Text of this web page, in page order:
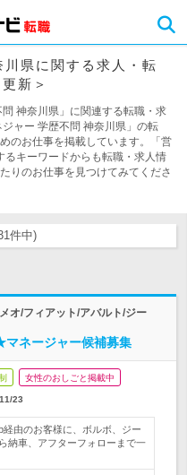
県に関する求人・転
新＞
神奈川県」に関連する転職・求
ャー 学歴不問 神奈川県」の転
のお仕事を掲載しています。「営
るキーワードからも転職・求人情
りのお仕事を見つけてみてくださ
件中)
オ/フィアット/アバルト/ジー
ネージャー候補募集
女性のおしごと掲載中
23
経由のお客様に、ボルボ、ジー
納車、アフターフォローまで一